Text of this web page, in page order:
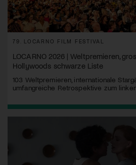
79. LOCARNO FILM FESTIVAL
LOCARNO 2026 | Weltpremieren,
Hollywoods schwarze Liste
103 Weltpremieren, internationale
umfangreiche Retrospektive zum